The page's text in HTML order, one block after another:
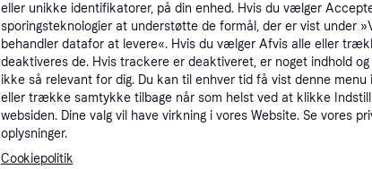
Specifikationer
eller unikke identifikatorer, på din enhed. Hvis du vælger
sporingsteknologier at understøtte de formål, der er vist under
behandler datafor at levere«. Hvis du vælger Afvis alle eller
deaktiveres de. Hvis trackere er deaktiveret, er noget indhold og
ikke så relevant for dig. Du kan til enhver tid få vist denne
eller trække samtykke tilbage når som helst ved at klikke
websiden. Dine valg vil have virkning i vores Website. Se vores
oplysninger.
Cookiepolitik